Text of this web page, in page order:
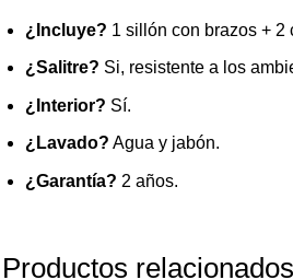
¿Incluye? 1 sillón con brazos + 2
¿Salitre? Si, resistente a los
¿Interior? Sí.
¿Lavado? Agua y jabón.
¿Garantía? 2 años.
Productos relacionados